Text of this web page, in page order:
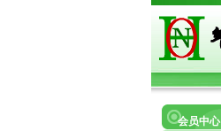
会员中心